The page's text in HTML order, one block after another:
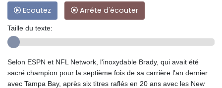
Ecoutez Arrête d'écouter
Taille du texte:
Selon ESPN et NFL Network, l'inoxydable Brady, qui avait été
sacré champion pour la septième fois de sa carrière l'an dernier
avec Tampa Bay, après six titres raflés en 20 ans avec les New